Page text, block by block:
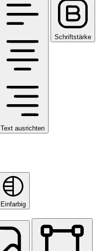
Text ausrichten
Schriftstärke
Einfarbig